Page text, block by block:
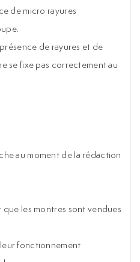
de micro rayures
de rayures et de
se fixe pas correctement au
au moment de la rédaction
les montres sont vendues
fonctionnement